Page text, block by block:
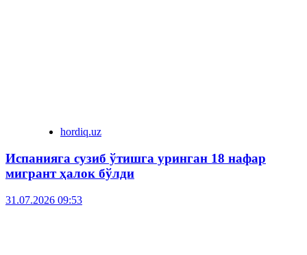
hordiq.uz
Испанияга сузиб ўтишга уринган 18 нафар
мигрант ҳалок бўлди
31.07.2026 09:53